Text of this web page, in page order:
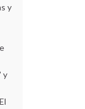
y
y